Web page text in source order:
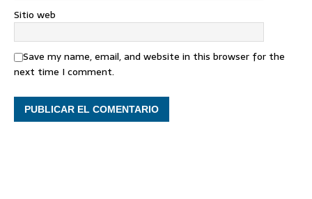
Sitio web
Save my name, email, and website in this browser for the
next time I comment.